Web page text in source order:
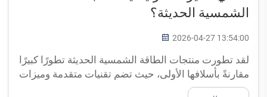
الشمسية الحديثة؟
2026-04-27 13:54:00
لقد تطورت منتجات الطاقة الشمسية الحديثة تطورًا كبيرًا
مقارنةً بأسلافها الأولى، حيث تضم تقنيات متقدمة وميزات
متطورة تعزِّز الكفاءة والموثوقية وتجربة المستخدم. وفهم